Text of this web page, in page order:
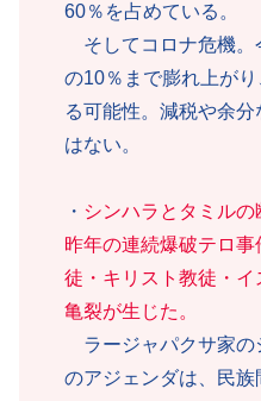
60％を占めている。
そしてコロナ危機。
の10％まで膨れ上が
る可能性。減税や余
はない。
・ シンハラとタミルの
昨年の連続爆破テロ
徒・キリスト教徒・
亀裂が生じた。
ラージャパクサ家の
のアジェンダは、民族